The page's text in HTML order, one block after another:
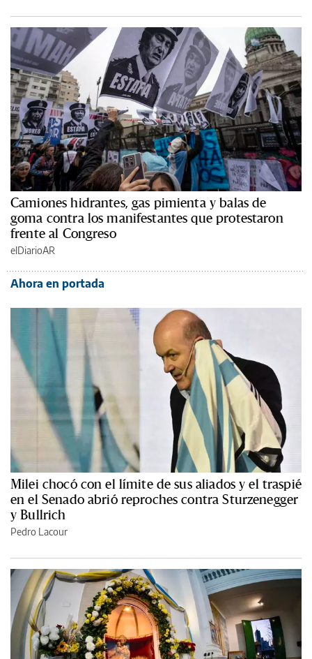
Camiones hidrantes, gas pimienta y balas de
goma contra los manifestantes que protestaron
frente al Congreso
elDiarioAR
Ahora en portada
Milei chocó con el límite de sus aliados y el traspié
en el Senado abrió reproches contra Sturzenegger
y Bullrich
Pedro Lacour